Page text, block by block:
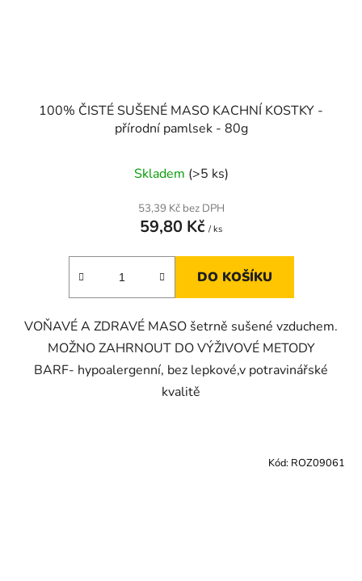
100% ČISTÉ SUŠENÉ MASO KACHNÍ KOSTKY -
přírodní pamlsek - 80g
Skladem (>5 ks)
53,39 Kč bez DPH
59,80 Kč / ks
DO KOŠÍKU
VOŇAVÉ A ZDRAVÉ MASO šetrně sušené vzduchem.
MOŽNO ZAHRNOUT DO VÝŽIVOVÉ METODY
BARF- hypoalergenní, bez lepkové,v potravinářské
kvalitě
Kód: ROZ09061